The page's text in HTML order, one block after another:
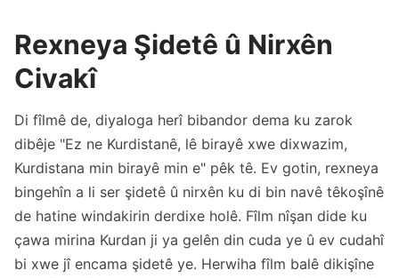
Rexneya Şidetê û Nirxên
Civakî
Di fîlmê de, diyaloga herî bibandor dema ku zarok
dibêje "Ez ne Kurdistanê, lê birayê xwe dixwazim,
Kurdistana min birayê min e" pêk tê. Ev gotin, rexneya
bingehîn a li ser şidetê û nirxên ku di bin navê têkoşînê
de hatine windakirin derdixe holê. Fîlm nîşan dide ku
çawa mirina Kurdan ji ya gelên din cuda ye û ev cudahî
bi xwe jî encama şidetê ye. Herwiha fîlm balê dikişîne